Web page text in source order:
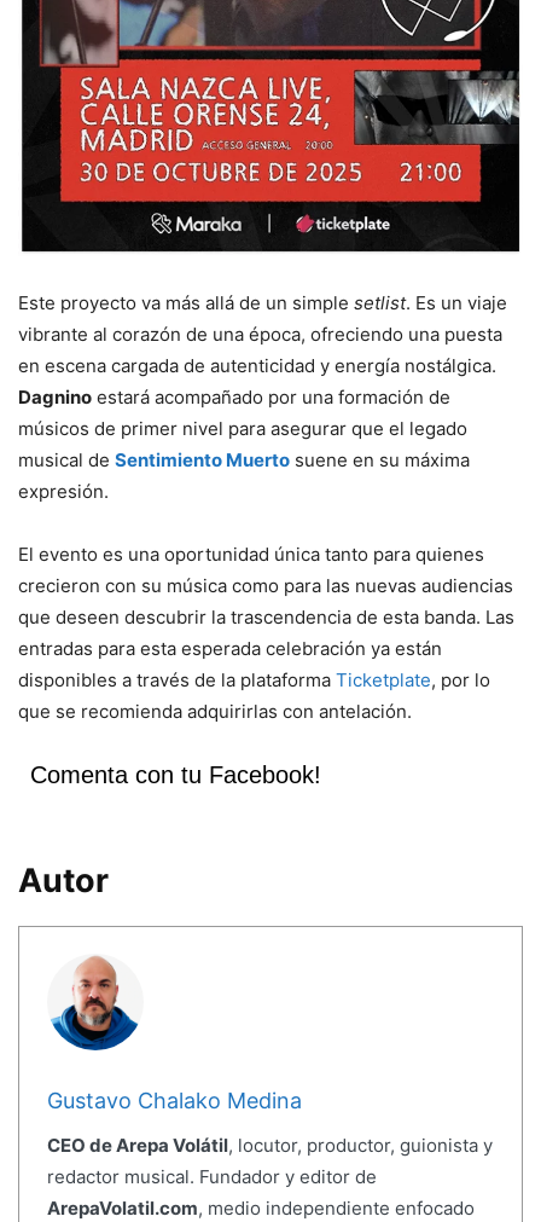
Este proyecto va más allá de un simple setlist. Es un viaje
vibrante al corazón de una época, ofreciendo una puesta
en escena cargada de autenticidad y energía nostálgica.
Dagnino estará acompañado por una formación de
músicos de primer nivel para asegurar que el legado
musical de Sentimiento Muerto suene en su máxima
expresión.
El evento es una oportunidad única tanto para quienes
crecieron con su música como para las nuevas audiencias
que deseen descubrir la trascendencia de esta banda. Las
entradas para esta esperada celebración ya están
disponibles a través de la plataforma Ticketplate, por lo
que se recomienda adquirirlas con antelación.
Comenta con tu Facebook!
Autor
Gustavo Chalako Medina
CEO de Arepa Volátil, locutor, productor, guionista y
redactor musical. Fundador y editor de
ArepaVolatil.com, medio independiente enfocado